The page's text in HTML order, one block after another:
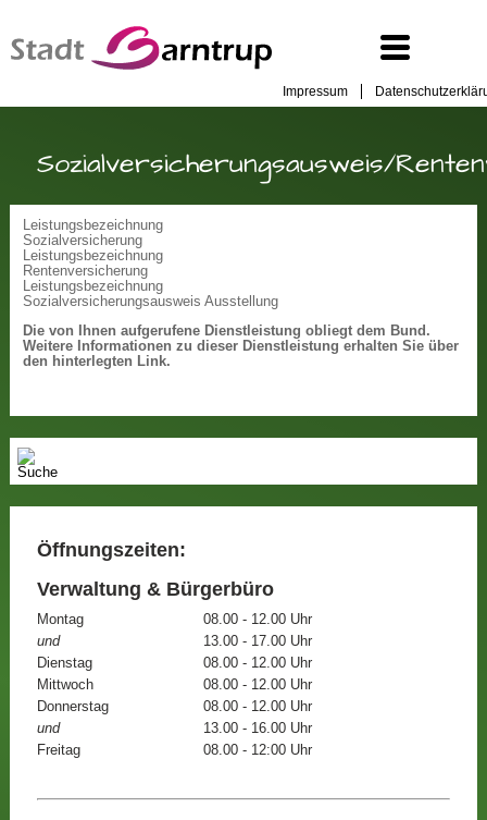
Impressum
Sozialversicherungsausweis/
Leistungsbezeichnung
Sozialversicherung
Leistungsbezeichnung
Rentenversicherung
Leistungsbezeichnung
Sozialversicherungsausweis Ausstellung
Die von Ihnen aufgerufene Dienstleistung obliegt dem Bund.
Weitere Informationen zu dieser Dienstleistung erhalten Sie über
den hinterlegten Link.
Öffnungszeiten:
Verwaltung & Bürgerbüro
Montag
08.00 - 12.00 Uhr
und
13.00 - 17.00 Uhr
Dienstag
08.00 - 12.00 Uhr
Mittwoch
08.00 - 12.00 Uhr
Donnerstag
08.00 - 12.00 Uhr
und
13.00 - 16.00 Uhr
Freitag
08.00 - 12:00 Uhr